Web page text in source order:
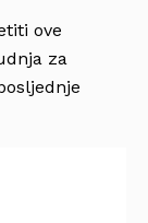
ove
za